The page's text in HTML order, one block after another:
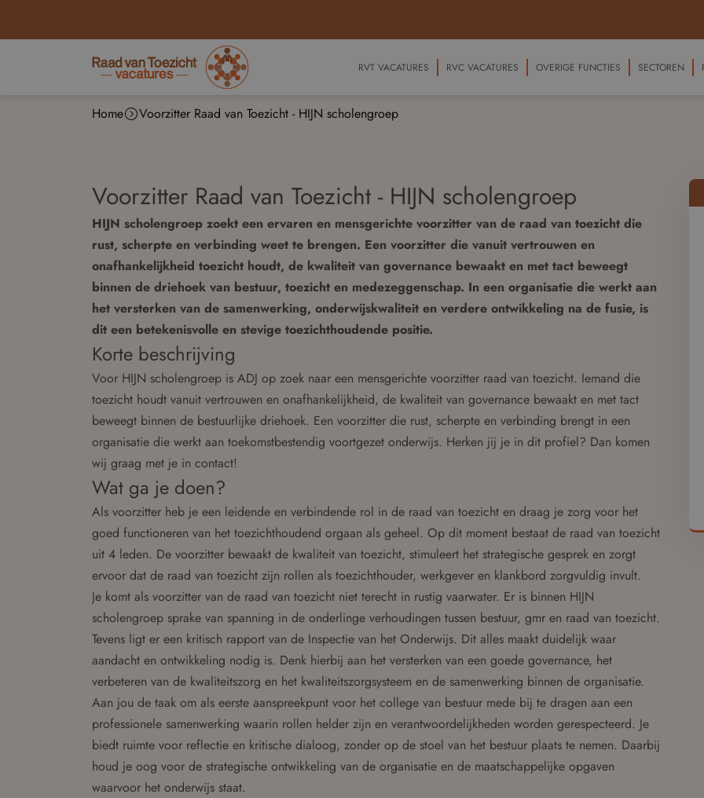
RVT VACATURES RVC VACATURES OVERIGE FUNCTIES SECTOREN
Home Voorzitter Raad van Toezicht - HIJN scholengroep
Voorzitter Raad van Toezicht - HIJN scholengroep
HIJN scholengroep zoekt een ervaren en mensgerichte voorzitter van de raad van toezicht die
rust, scherpte en verbinding weet te brengen. Een voorzitter die vanuit vertrouwen en
onafhankelijkheid toezicht houdt, de kwaliteit van governance bewaakt en met tact beweegt
binnen de driehoek van bestuur, toezicht en medezeggenschap. In een organisatie die werkt aan
het versterken van de samenwerking, onderwijskwaliteit en verdere ontwikkeling na de fusie, is
dit een betekenisvolle en stevige toezichthoudende positie.
Korte beschrijving
Voor HIJN scholengroep is ADJ op zoek naar een mensgerichte voorzitter raad van toezicht. Iemand die
toezicht houdt vanuit vertrouwen en onafhankelijkheid, de kwaliteit van governance bewaakt en met tact
beweegt binnen de bestuurlijke driehoek. Een voorzitter die rust, scherpte en verbinding brengt in een
organisatie die werkt aan toekomstbestendig voortgezet onderwijs. Herken jij je in dit profiel? Dan komen
wij graag met je in contact!
Wat ga je doen?
Als voorzitter heb je een leidende en verbindende rol in de raad van toezicht en draag je zorg voor het
goed functioneren van het toezichthoudend orgaan als geheel. Op dit moment bestaat de raad van toezicht
uit 4 leden. De voorzitter bewaakt de kwaliteit van toezicht, stimuleert het strategische gesprek en zorgt
ervoor dat de raad van toezicht zijn rollen als toezichthouder, werkgever en klankbord zorgvuldig invult.
Je komt als voorzitter van de raad van toezicht niet terecht in rustig vaarwater. Er is binnen HIJN
scholengroep sprake van spanning in de onderlinge verhoudingen tussen bestuur, gmr en raad van toezicht.
Tevens ligt er een kritisch rapport van de Inspectie van het Onderwijs. Dit alles maakt duidelijk waar
aandacht en ontwikkeling nodig is. Denk hierbij aan het versterken van een goede governance, het
verbeteren van de kwaliteitszorg en het kwaliteitszorgsysteem en de samenwerking binnen de organisatie.
Aan jou de taak om als eerste aanspreekpunt voor het college van bestuur mede bij te dragen aan een
professionele samenwerking waarin rollen helder zijn en verantwoordelijkheden worden gerespecteerd. Je
biedt ruimte voor reflectie en kritische dialoog, zonder op de stoel van het bestuur plaats te nemen. Daarbij
houd je oog voor de strategische ontwikkeling van de organisatie en de maatschappelijke opgaven
waarvoor het onderwijs staat.